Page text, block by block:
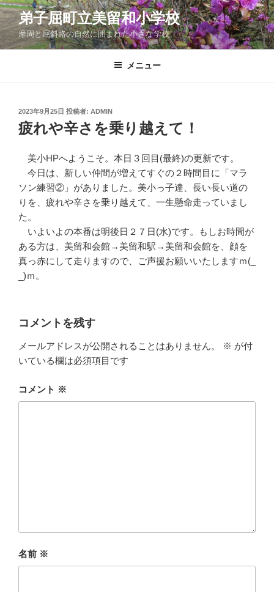
コ
ン
テ
ン
弟子屈町立美留和小学校
摩周と屈斜路の自然に囲まれた小さな学校
メニュー
投
稿
日:
2023年9月25日 投稿者: ADMIN
疲れや辛さを乗り越えて！
美小HPへようこそ。本日３回目(最終)の更新です。
今日は、新しい仲間が増えてすぐの２時間目に「マラ
ソン練習②」がありました。美小っ子達、長い長い道の
りを、疲れや辛さを乗り越えて、一生懸命走っていまし
た。
いよいよの本番は明後日２７日(水)です。もしお時間が
ある方は、美留和会館→美留和駅→美留和会館を、顔を
真っ赤にして走りますので、ご声援お願いいたしますｍ(_
_)ｍ。
コメントを残す
メールアドレスが公開されることはありません。 ※ が付
いている欄は必須項目です
コメント ※
名前 ※